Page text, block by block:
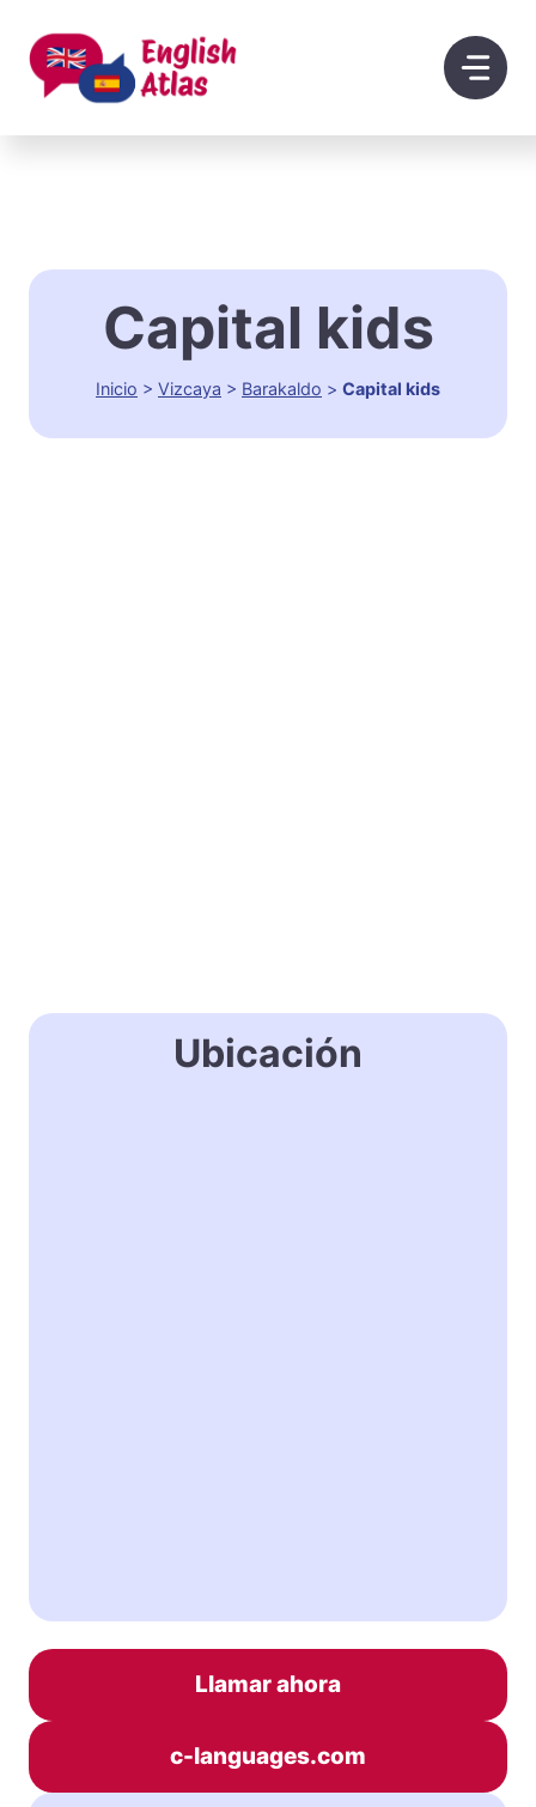
contenido
Capital kids
Inicio > Vizcaya > Barakaldo > Capital kids
Ubicación
Llamar ahora
c-languages.com